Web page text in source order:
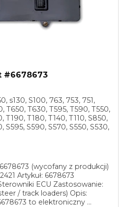
#6678673
s130, S100, 763, 753, 751,
T650, T630, T595, T590, T550,
T190, T180, T140, T110, S850,
S595, S590, S570, S550, S530,
(wycofany z produkcji)
Artykuł: 6678673
ECU Zastosowanie:
/ track loaders) Opis:
to elektroniczny ...